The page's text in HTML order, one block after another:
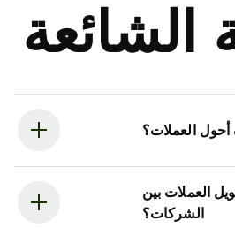
الشائعة
العملات؟
العملات بين
الشركات؟